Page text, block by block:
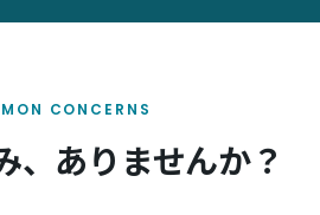
CONCERNS
、ありませんか？